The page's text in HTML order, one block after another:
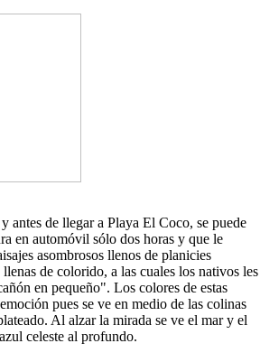
antes de llegar a Playa El Coco, se puede
en automóvil sólo dos horas y que le
asombrosos llenos de planicies
de colorido, a las cuales los nativos les
en pequeño". Los colores de estas
pues se ve en medio de las colinas
Al alzar la mirada se ve el mar y el
celeste al profundo.